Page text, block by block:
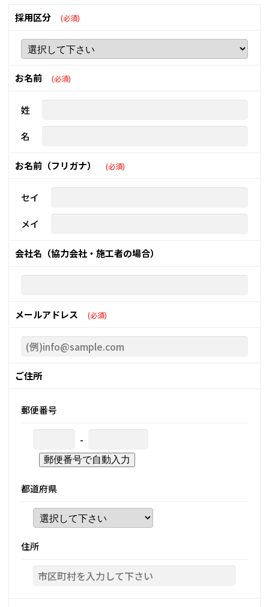
採用区分 (必須)
お名前 (必須)
姓
名
お名前（フリガナ） (必須)
セイ
メイ
会社名（協力会社・施工者の場合）
メールアドレス (必須)
ご住所
郵便番号
-
郵便番号で自動入力
都道府県
住所